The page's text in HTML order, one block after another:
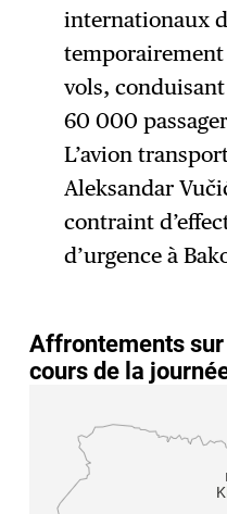
internationaux
temporairement
vols,
60 000
L’avion
Aleksandar
contraint
d’urgence à